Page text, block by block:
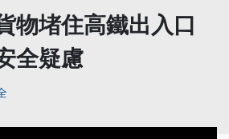
物堵住高鐵出入口
全疑慮